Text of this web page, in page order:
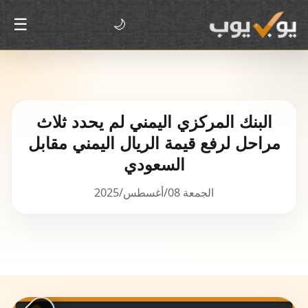
🌙
☰
البنك المركزي اليمني لم يحدد ثلاث
مراحل لرفع قيمة الريال اليمني مقابل
السعودي
الجمعة 08/أغسطس/2025